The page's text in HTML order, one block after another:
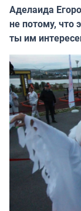
Аделаида
не потому, что
ты им